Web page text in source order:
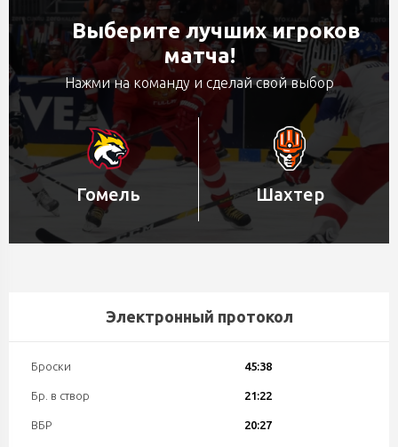
Выберите лучших игроков
матча!
Нажми на команду и сделай свой выбор
Гомель Шахтер
Электронный протокол
Броски 45:38
Бр. в створ 21:22
ВБР 20:27